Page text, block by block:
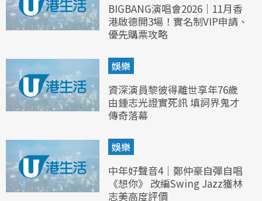
BIGBANG演唱會2026｜11月香
港啟德開3場！實名制VIP申請、
優先購票攻略
娛樂
資深演員黎彼得離世享年76歲
由鍾志光證實死訊 填詞界鬼才
傳奇落幕
娛樂
中年好聲音4｜鄭仲豪自彈自唱
《想你》 改編Swing Jazz獲林
志美高度評價